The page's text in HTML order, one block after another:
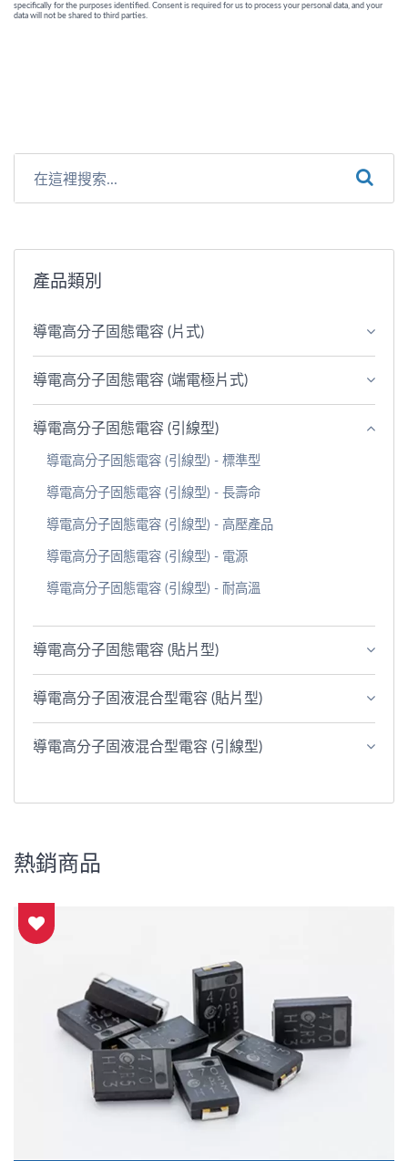
產品類別
導電高分子固態電容 (片式)
導電高分子固態電容 (端電極片式)
導電高分子固態電容 (引線型)
導電高分子固態電容 (引線型) - 標準型
導電高分子固態電容 (引線型) - 長壽命
導電高分子固態電容 (引線型) - 高壓產品
導電高分子固態電容 (引線型) - 電源
導電高分子固態電容 (引線型) - 耐高溫
導電高分子固態電容 (貼片型)
導電高分子固液混合型電容 (貼片型)
導電高分子固液混合型電容 (引線型)
熱銷商品